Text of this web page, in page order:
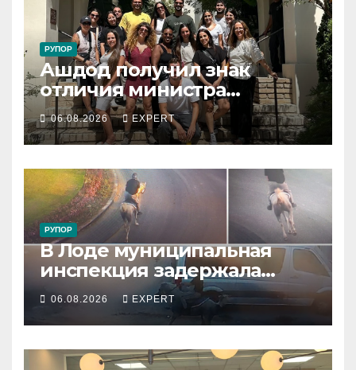
РУПОР
Ашдод получил знак
отличия министра
обороны за поддержку
резервистов
06.08.2026 EXPERT
РУПОР
В Лоде муниципальная
инспекция задержала
подростка, устроившего
опасную скачку на лошади
по улицам города
06.08.2026 EXPERT